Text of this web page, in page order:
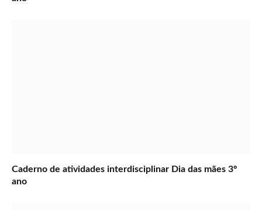
Caderno de atividades interdisciplinar Dia das mães 3º
ano